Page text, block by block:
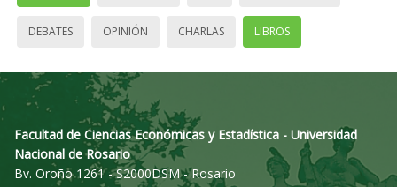
DEBATES OPINIÓN CHARLAS LIBROS
Facultad de Ciencias Económicas y Estadística - Universidad
Nacional de Rosario
Bv. Oroño 1261 - S2000DSM - Rosario